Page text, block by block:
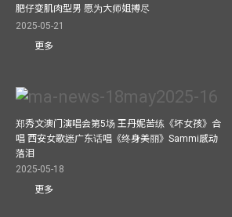
肥仔变肌肉型男 愿为大师姐搏尽
2025-05-21
更多
郑秀文澳门演唱会第5场 王丹妮苦练《坏女孩》合
唱 西安女歌迷广东话唱《终身美丽》Sammi感动
落泪
2025-05-18
更多